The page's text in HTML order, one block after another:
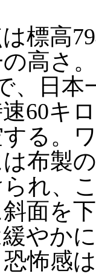
標高
高さ
、日本
60キ
る。
布製
れ、
面を
やか
怖感